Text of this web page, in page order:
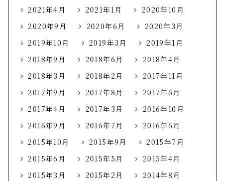
2021年4月
2021年1月
2020年10月
2020年9月
2020年6月
2020年3月
2019年10月
2019年3月
2019年1月
2018年9月
2018年6月
2018年4月
2018年3月
2018年2月
2017年11月
2017年9月
2017年8月
2017年6月
2017年4月
2017年3月
2016年10月
2016年9月
2016年7月
2016年6月
2015年10月
2015年9月
2015年7月
2015年6月
2015年5月
2015年4月
2015年3月
2015年2月
2014年8月